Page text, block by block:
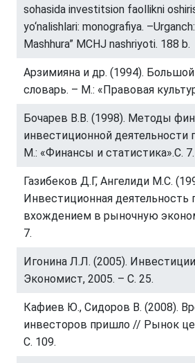
sohasida investitsion faollikni
yo‘nalishlari: monografiya.
Mashhura” MCHJ nashriyoti. 188 b.
Арзимияна и др. (1994).
словарь. – М.: «Правовая
Бочарев В.В. (1998). Методы
инвестиционной деятельности
М.: «Финансы и статистика».С. 7.
Газибеков Д.Г, Ангелиди М.С.
Инвестиционная деятельность
вхождением в рыночную
7.
Игонина Л.Л. (2005).
Экономист, 2005. – С. 25.
Кaфиeв Ю., Сидoрoв В. (2008).
инвестoрoв пришлo // Рынoк
С. 109.